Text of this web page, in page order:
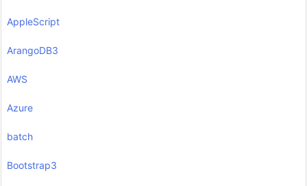
AppleScript
ArangoDB3
AWS
Azure
batch
Bootstrap3